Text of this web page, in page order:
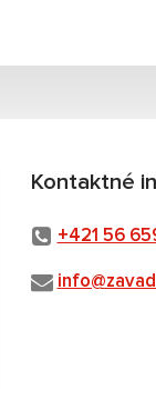
Kontaktné
+421 56